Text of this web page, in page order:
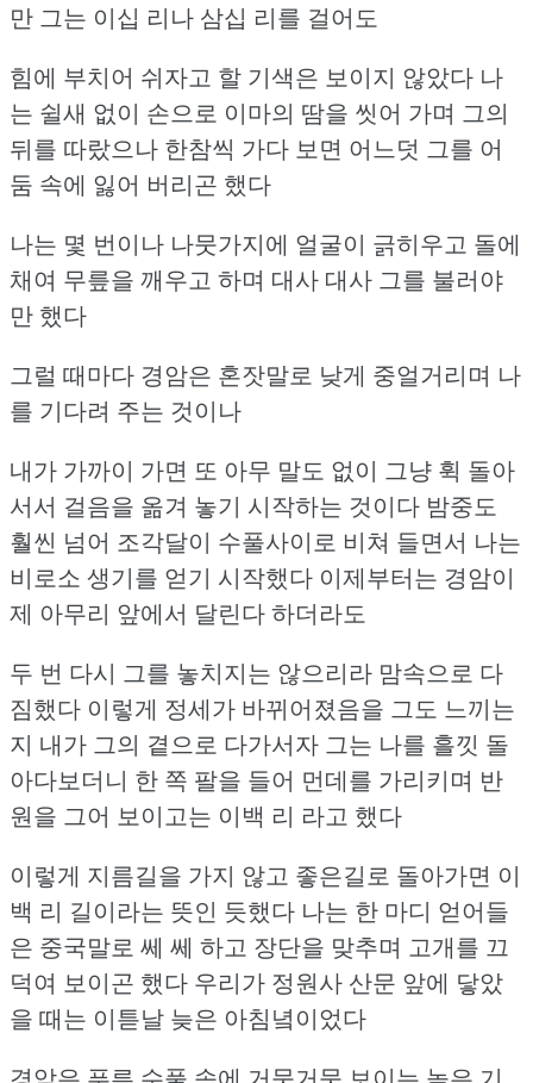
만 그는 이십 리나 삼십 리를 걸어도
힘에 부치어 쉬자고 할 기색은 보이지 않았다 나
는 쉴새 없이 손으로 이마의 땀을 씻어 가며 그의
뒤를 따랐으나 한참씩 가다 보면 어느덧 그를 어
둠 속에 잃어 버리곤 했다
나는 몇 번이나 나뭇가지에 얼굴이 긁히우고 돌에
채여 무릎을 깨우고 하며 대사 대사 그를 불러야
만 했다
그럴 때마다 경암은 혼잣말로 낮게 중얼거리며 나
를 기다려 주는 것이나
내가 가까이 가면 또 아무 말도 없이 그냥 휙 돌아
서서 걸음을 옮겨 놓기 시작하는 것이다 밤중도
훨씬 넘어 조각달이 수풀사이로 비쳐 들면서 나는
비로소 생기를 얻기 시작했다 이제부터는 경암이
제 아무리 앞에서 달린다 하더라도
두 번 다시 그를 놓치지는 않으리라 맘속으로 다
짐했다 이렇게 정세가 바뀌어졌음을 그도 느끼는
지 내가 그의 곁으로 다가서자 그는 나를 흘낏 돌
아다보더니 한 쪽 팔을 들어 먼데를 가리키며 반
원을 그어 보이고는 이백 리 라고 했다
이렇게 지름길을 가지 않고 좋은길로 돌아가면 이
백 리 길이라는 뜻인 듯했다 나는 한 마디 얻어들
은 중국말로 쎄 쎄 하고 장단을 맞추며 고개를 끄
덕여 보이곤 했다 우리가 정원사 산문 앞에 닿았
을 때는 이튿날 늦은 아침녘이었다